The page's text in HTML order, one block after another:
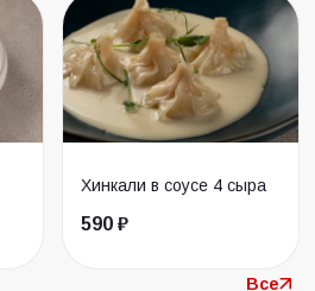
Хинкали в соусе 4 сыра
590 ₽
Все